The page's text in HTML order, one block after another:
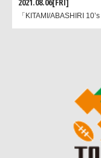
「KITAMI/ABASHIRI